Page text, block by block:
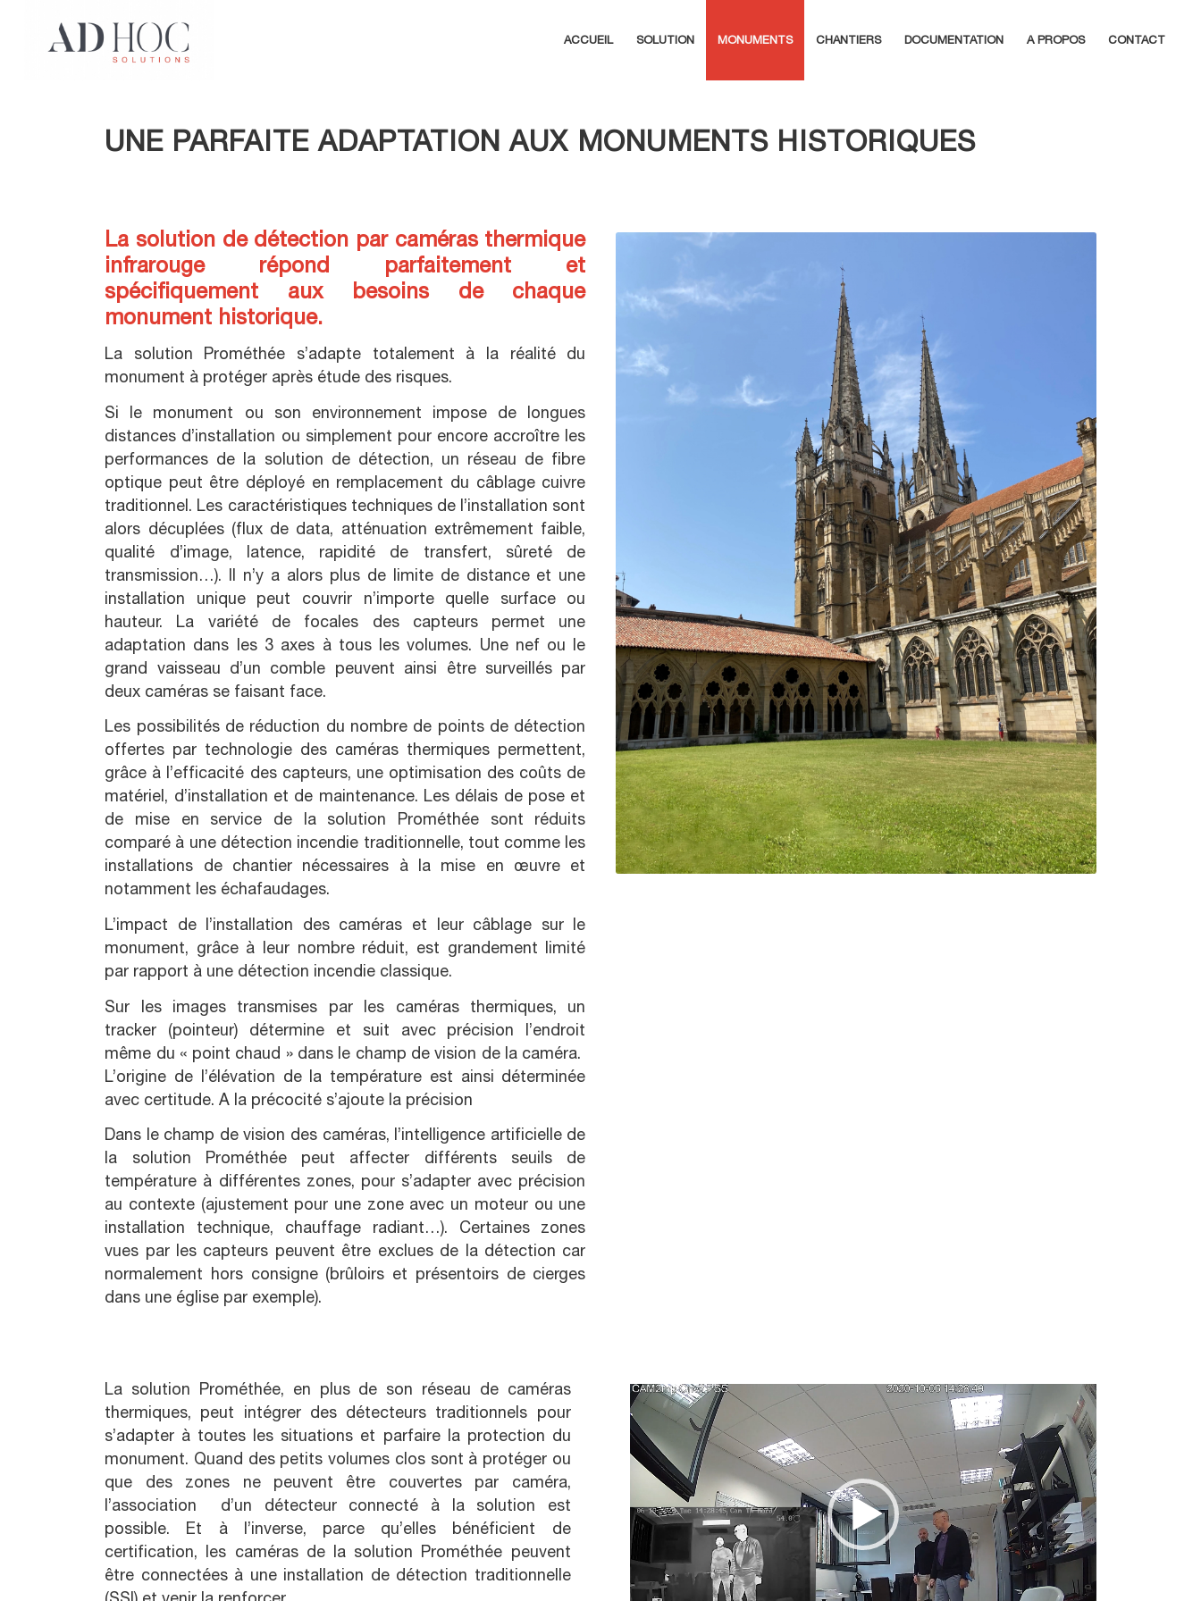
ACCUEIL SOLUTION MONUMENTS CHANTIERS DOCUMENTATION A PROPOS CONTACT
UNE PARFAITE ADAPTATION AUX MONUMENTS HISTORIQUES
La solution de détection par caméras thermique
infrarouge répond parfaitement et
spécifiquement aux besoins de chaque
monument historique.
La solution Prométhée s’adapte totalement à la réalité du
monument à protéger après étude des risques.
Si le monument ou son environnement impose de longues
distances d’installation ou simplement pour encore accroître les
performances de la solution de détection, un réseau de fibre
optique peut être déployé en remplacement du câblage cuivre
traditionnel. Les caractéristiques techniques de l’installation sont
alors décuplées (flux de data, atténuation extrêmement faible,
qualité d’image, latence, rapidité de transfert, sûreté de
transmission…). Il n’y a alors plus de limite de distance et une
installation unique peut couvrir n’importe quelle surface ou
hauteur. La variété de focales des capteurs permet une
adaptation dans les 3 axes à tous les volumes. Une nef ou le
grand vaisseau d’un comble peuvent ainsi être surveillés par
deux caméras se faisant face.
Les possibilités de réduction du nombre de points de détection
offertes par technologie des caméras thermiques permettent,
grâce à l’efficacité des capteurs, une optimisation des coûts de
matériel, d’installation et de maintenance. Les délais de pose et
de mise en service de la solution Prométhée sont réduits
comparé à une détection incendie traditionnelle, tout comme les
installations de chantier nécessaires à la mise en œuvre et
notamment les échafaudages.
L’impact de l’installation des caméras et leur câblage sur le
monument, grâce à leur nombre réduit, est grandement limité
par rapport à une détection incendie classique.
Sur les images transmises par les caméras thermiques, un
tracker (pointeur) détermine et suit avec précision l’endroit
même du « point chaud » dans le champ de vision de la caméra.
L’origine de l’élévation de la température est ainsi déterminée
avec certitude. A la précocité s’ajoute la précision
Dans le champ de vision des caméras, l’intelligence artificielle de
la solution Prométhée peut affecter différents seuils de
température à différentes zones, pour s’adapter avec précision
au contexte (ajustement pour une zone avec un moteur ou une
installation technique, chauffage radiant…). Certaines zones
vues par les capteurs peuvent être exclues de la détection car
normalement hors consigne (brûloirs et présentoirs de cierges
dans une église par exemple).
La solution Prométhée, en plus de son réseau de caméras
thermiques, peut intégrer des détecteurs traditionnels pour
s’adapter à toutes les situations et parfaire la protection du
monument. Quand des petits volumes clos sont à protéger ou
que des zones ne peuvent être couvertes par caméra,
l’association d’un détecteur connecté à la solution est
possible. Et à l’inverse, parce qu’elles bénéficient de
certification, les caméras de la solution Prométhée peuvent
être connectées à une installation de détection traditionnelle